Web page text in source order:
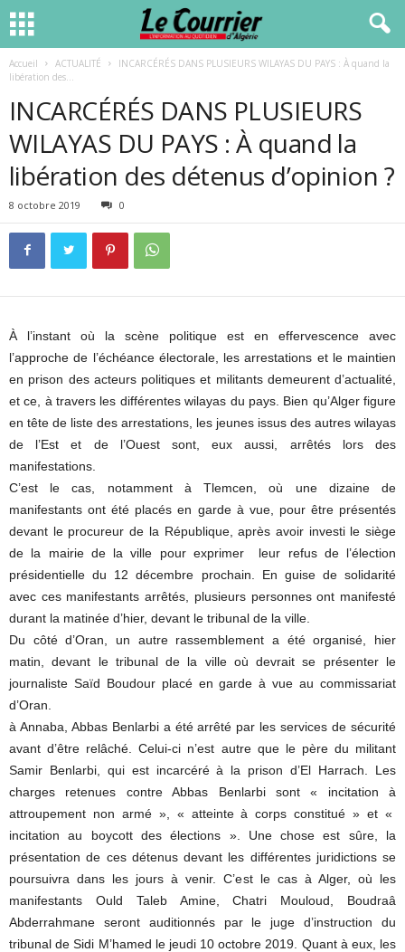
Accueil ACTUALITÉ
INCARCÉRÉS DANS PLUSIEURS WILAYAS DU PAYS : À quand la
libération des...
INCARCÉRÉS DANS PLUSIEURS
WILAYAS DU PAYS : À quand la
libération des détenus d’opinion ?
8 octobre 2019 0
À l’instant où la scène politique est en effervescence avec
l’approche de l’échéance électorale, les arrestations et le maintien
en prison des acteurs politiques et militants demeurent d’actualité,
et ce, à travers les différentes wilayas du pays. Bien qu’Alger figure
en tête de liste des arrestations, les jeunes issus des autres wilayas
de l’Est et de l’Ouest sont, eux aussi, arrêtés lors des
manifestations.
C’est le cas, notamment à Tlemcen, où une dizaine de
manifestants ont été placés en garde à vue, pour être présentés
devant le procureur de la République, après avoir investi le siège
de la mairie de la ville pour exprimer leur refus de l’élection
présidentielle du 12 décembre prochain. En guise de solidarité
avec ces manifestants arrêtés, plusieurs personnes ont manifesté
durant la matinée d’hier, devant le tribunal de la ville.
Du côté d’Oran, un autre rassemblement a été organisé, hier
matin, devant le tribunal de la ville où devrait se présenter le
journaliste Saïd Boudour placé en garde à vue au commissariat
d’Oran.
à Annaba, Abbas Benlarbi a été arrêté par les services de sécurité
avant d’être relâché. Celui-ci n’est autre que le père du militant
Samir Benlarbi, qui est incarcéré à la prison d’El Harrach. Les
charges retenues contre Abbas Benlarbi sont « incitation à
attroupement non armé », « atteinte à corps constitué » et «
incitation au boycott des élections ». Une chose est sûre, la
présentation de ces détenus devant les différentes juridictions se
poursuivra dans les jours à venir. C’est le cas à Alger, où les
manifestants Ould Taleb Amine, Chatri Mouloud, Boudraâ
Abderrahmane seront auditionnés par le juge d’instruction du
tribunal de Sidi M’hamed le jeudi 10 octobre 2019. Quant à eux, les